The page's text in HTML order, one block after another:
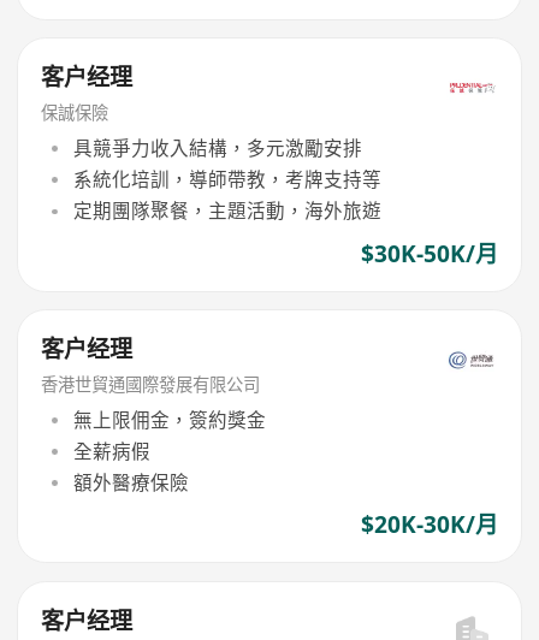
客户经理
保誠保險
具競爭力收入結構，多元激勵安排
系統化培訓，導師帶教，考牌支持等
定期團隊聚餐，主題活動，海外旅遊
$30K-50K/月
客户经理
香港世貿通國際發展有限公司
無上限佣金，簽約獎金
全薪病假
額外醫療保險
$20K-30K/月
客户经理